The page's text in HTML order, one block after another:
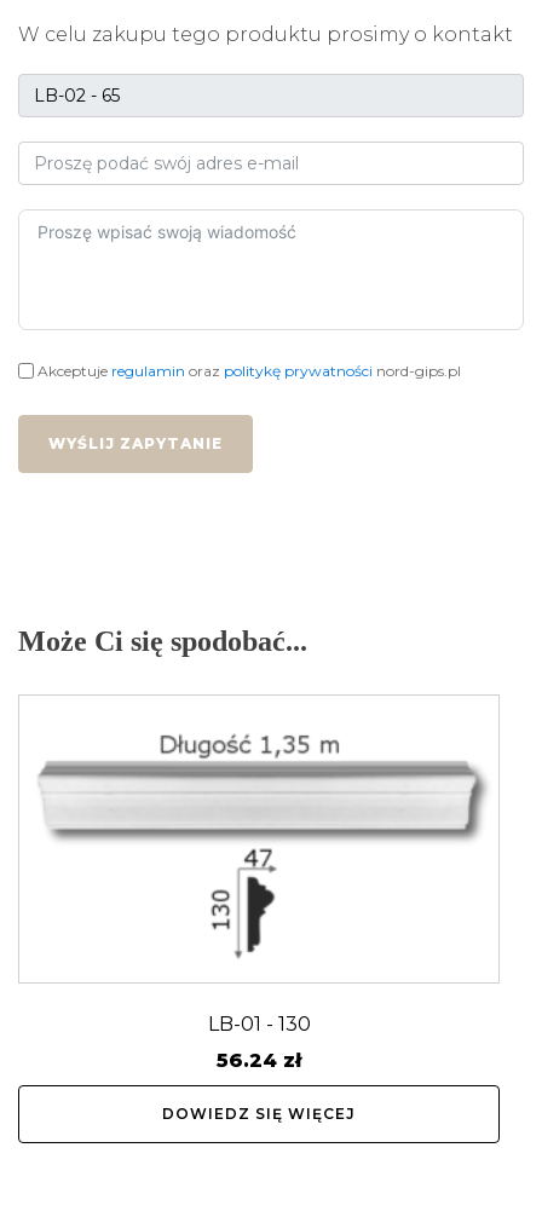
W celu zakupu tego produktu prosimy o kontakt
Akceptuje regulamin oraz politykę prywatności nord-gips.pl
WYŚLIJ ZAPYTANIE
Może Ci się spodobać...
LB-01 - 130
56.24 zł
DOWIEDZ SIĘ WIĘCEJ